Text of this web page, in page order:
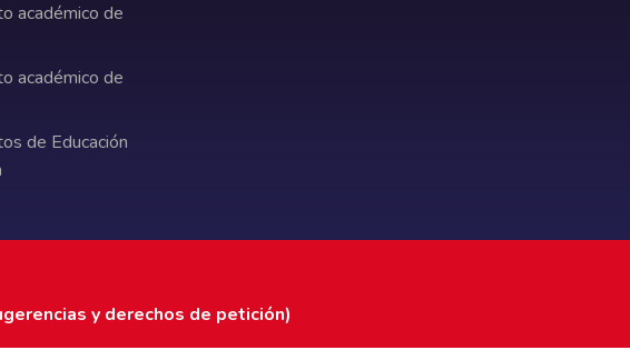
académico de
académico de
de Educación
y derechos de petición)